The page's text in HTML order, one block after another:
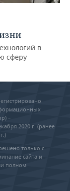
в
сферу
–
2020 г. (ранее
только с
сайта и
полном